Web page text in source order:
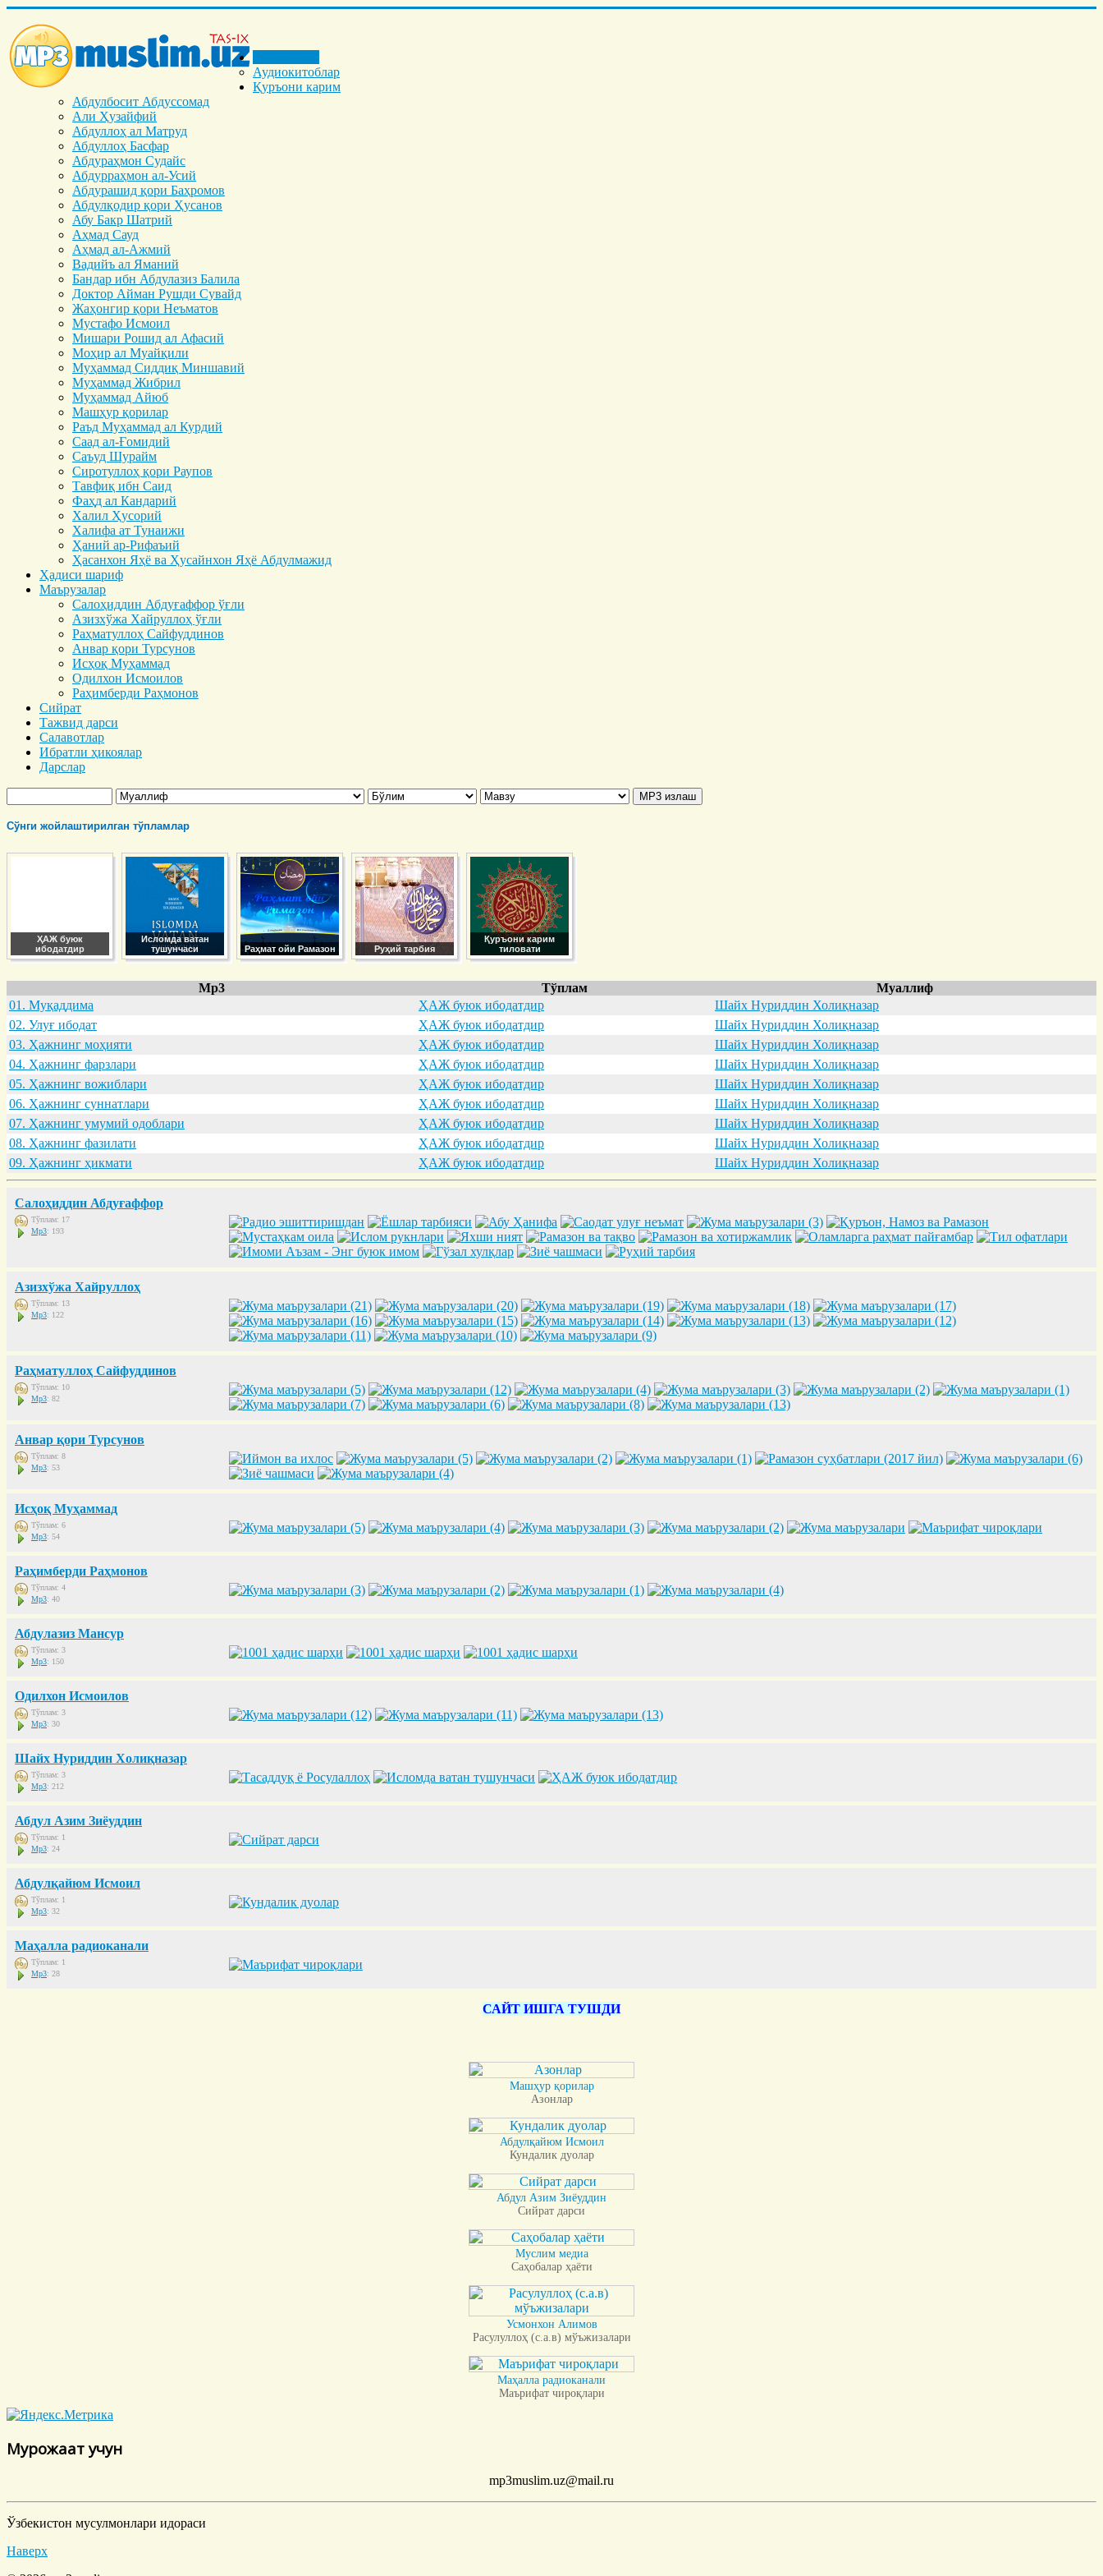
Аудиокитоблар
Қуръони карим
Абдулбосит Абдуссомад
Али Ҳузайфий
Абдуллоҳ ал Матруд
Абдуллоҳ Басфар
Абдураҳмон Судайс
Абдурраҳмон ал-Усий
Абдурашид қори Баҳромов
Абдулқодир қори Ҳусанов
Абу Бакр Шатрий
Аҳмад Сауд
Аҳмад ал-Ажмий
Вадийъ ал Яманий
Бандар ибн Абдулазиз Балила
Доктор Айман Рушди Сувайд
Жаҳонгир қори Неъматов
Мустафо Исмоил
Мишари Рошид ал Афасий
Моҳир ал Муайқили
Муҳаммад Cиддиқ Миншавий
Муҳаммад Жибрил
Муҳаммад Айюб
Машҳур қорилар
Раъд Муҳаммад ал Курдий
Саад ал-Ғомидий
Саъуд Шурайм
Сиротуллоҳ қори Раупов
Тавфиқ ибн Саид
Фаҳд ал Кандарий
Халил Ҳусорий
Халифа ат Тунаижи
Ҳаний ар-Рифаъий
Ҳасанхон Яҳё ва Ҳусайнхон Яҳё Абдулмажид
Ҳадиси шариф
Маърузалар
Салоҳиддин Абдуғаффор ўғли
Азизхўжа Хайруллоҳ ўғли
Раҳматуллоҳ Сайфуддинов
Анвар қори Турсунов
Исҳоқ Муҳаммад
Одилхон Исмоилов
Раҳимберди Раҳмонов
Сийрат
Тажвид дарси
Салавотлар
Ибратли ҳикоялар
Дарслар
Сўнги жойлаштирилган тўпламлар
ҲАЖ буюк
ибодатдир
Исломда ватан
тушунчаси
Раҳмат ойи Рамазон Руҳий тарбия
Қуръони карим
тиловати
Mp3 Тўплам
Муаллиф
01. Муқaддимa
ҲАЖ буюк ибодатдир
Шайх Нуриддин Холиқназар
02. Улуғ ибодaт
ҲАЖ буюк ибодатдир
Шайх Нуриддин Холиқназар
03. Ҳaжнинг моҳияти
ҲАЖ буюк ибодатдир
Шайх Нуриддин Холиқназар
04. Ҳaжнинг фaрзлaри
ҲАЖ буюк ибодатдир
Шайх Нуриддин Холиқназар
05. Ҳaжнинг вожиблaри
ҲАЖ буюк ибодатдир
Шайх Нуриддин Холиқназар
06. Ҳaжнинг суннaтлaри
ҲАЖ буюк ибодатдир
Шайх Нуриддин Холиқназар
07. Ҳaжнинг умумий одоблaри
ҲАЖ буюк ибодатдир
Шайх Нуриддин Холиқназар
08. Ҳaжнинг фaзилaти
ҲАЖ буюк ибодатдир
Шайх Нуриддин Холиқназар
09. Ҳaжнинг ҳикмaти
ҲАЖ буюк ибодатдир Шайх Нуриддин Холиқназар
Салоҳиддин Абдуғаффор
Тўплам: 17
Mp3: 193
Азизхўжа Хайруллоҳ
Тўплам: 13
Mp3: 122
Раҳматуллоҳ Сайфуддинов
Тўплам: 10
Mp3: 82
Анвар қори Турсунов
Тўплам: 8
Mp3: 53
Исҳоқ Муҳаммад
Тўплам: 6
Mp3: 54
Раҳимберди Раҳмонов
Тўплам: 4
Mp3: 40
Абдулазиз Мансур
Тўплам: 3
Mp3: 150
Одилхон Исмоилов
Тўплам: 3
Mp3: 30
Шайх Нуриддин Холиқназар
Тўплам: 3
Mp3: 212
Абдул Азим Зиёуддин
Тўплам: 1
Mp3: 24
Абдулқайюм Исмоил
Тўплам: 1
Mp3: 32
Маҳалла радиоканали
Тўплам: 1
Mp3: 28
САЙТ ИШГА ТУШДИ
Машҳур қорилар
Азонлар
Абдулқайюм Исмоил
Кундалик дуолар
Абдул Азим Зиёуддин
Сийрат дарси
Муслим медиа
Саҳобалар ҳаёти
Усмонхон Алимов
Расулуллоҳ (с.а.в) мўъжизалари
Маҳалла радиоканали
Маърифат чироқлари
Мурожаат учун
mp3muslim.uz@mail.ru
Ўзбекистон мусулмонлари идораси
Наверх